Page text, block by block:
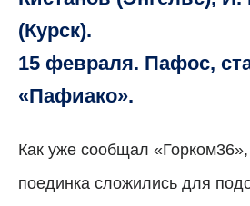
(Курск).
15 февраля. Пафос,
«Пафиако».
Как уже сообщал
поединка сложились для